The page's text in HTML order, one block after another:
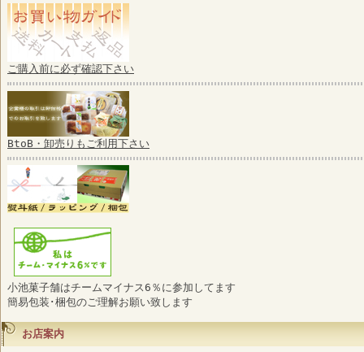
ご購入前に必ず確認下さい
BtoB・卸売りもご利用下さい
小池菓子舗はチームマイナス6％に参加してます
簡易包装･梱包のご理解お願い致します
お店案内